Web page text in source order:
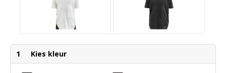
1 Kies kleur